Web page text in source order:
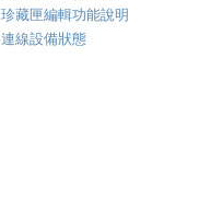
珍藏匣編輯功能說明
連線設備狀態